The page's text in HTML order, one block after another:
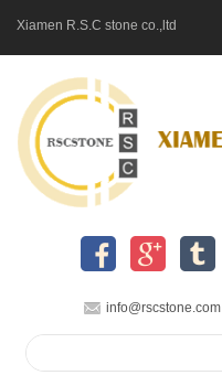
Xiamen R.S.C stone co.,ltd
info@rscstone.com